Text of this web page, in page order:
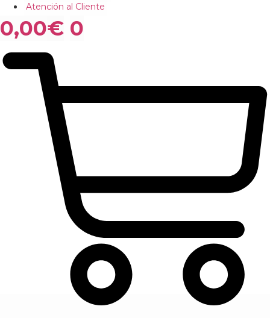
Atención al Cliente
0,00€ 0